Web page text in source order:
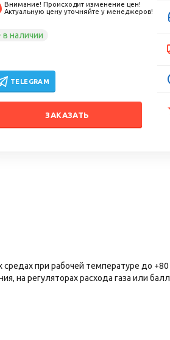
Внимание! Происходит изменение цен!
Актуальную цену уточняйте у менеджеров!
в наличии
TELEGRAM
ЗАКАЗАТЬ
при рабочей температуре до +80
на регуляторах расхода газа или